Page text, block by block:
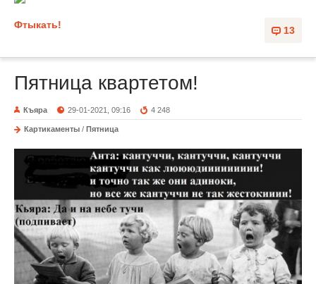
13
Фтыкать!
Пятница квартетом!
Къяра 29-01-2021, 09:16 4 248
Картикаменты / Пятница